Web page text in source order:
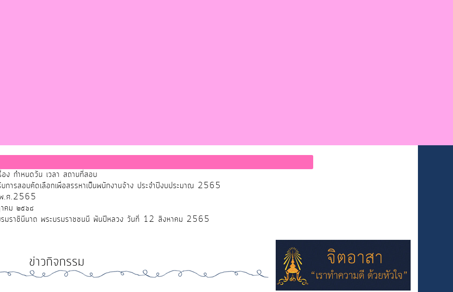
อง กำหนดวัน เวลา สถานที่สอบ
บการสอบคัดเลือกเพื่อสรรหาเป็นพนักงานจ้าง ประจำปีงบประมาณ 2565
พ.ศ.2565
คม ๒๕๖๘
บรมราชินีนาถ พระบรมราชชนนี พันปีหลวง วันที่ 12 สิงหาคม 2565
ข่าวกิจกรรม